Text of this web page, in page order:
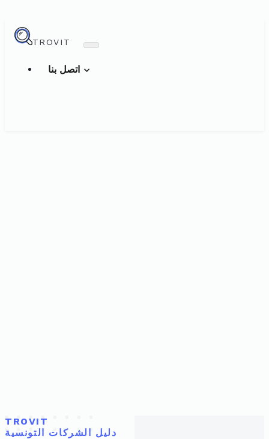
TROVIT
TROVIT
دليل الشركات التونسية